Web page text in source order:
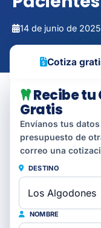
14 de junio de 2025
Cotiza
Recibe
Gratis
Envíanos tus
presupuesto de
correo una
DESTINO
NOMBRE